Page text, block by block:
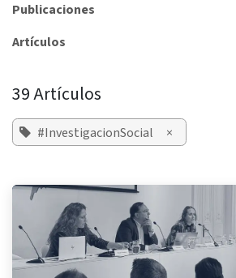
Publicaciones
Artículos
39 Artículos
#InvestigacionSocial ×